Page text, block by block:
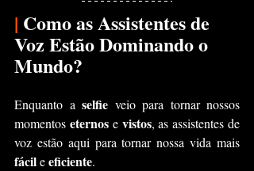
| Como as Assistentes de
Voz Estão Dominando o
Mundo?
Enquanto a selfie veio para tornar nossos
momentos eternos e vistos, as assistentes de
fácil e eficiente.